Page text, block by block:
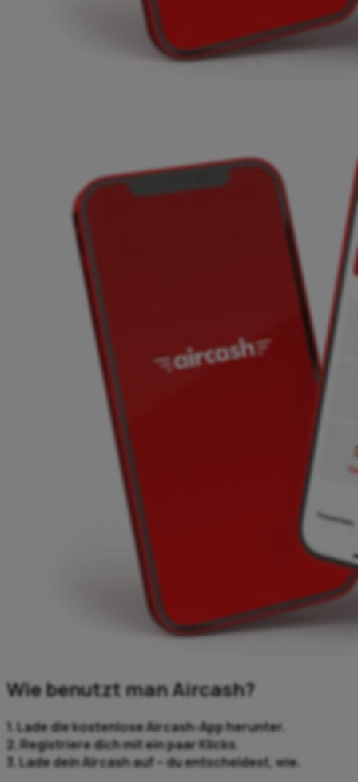
Wie benutzt man Aircash?
1. Lade die kostenlose Aircash-App herunter.
2. Registriere dich mit ein paar Klicks.
3. Lade dein Aircash auf – du entscheidest, wie.